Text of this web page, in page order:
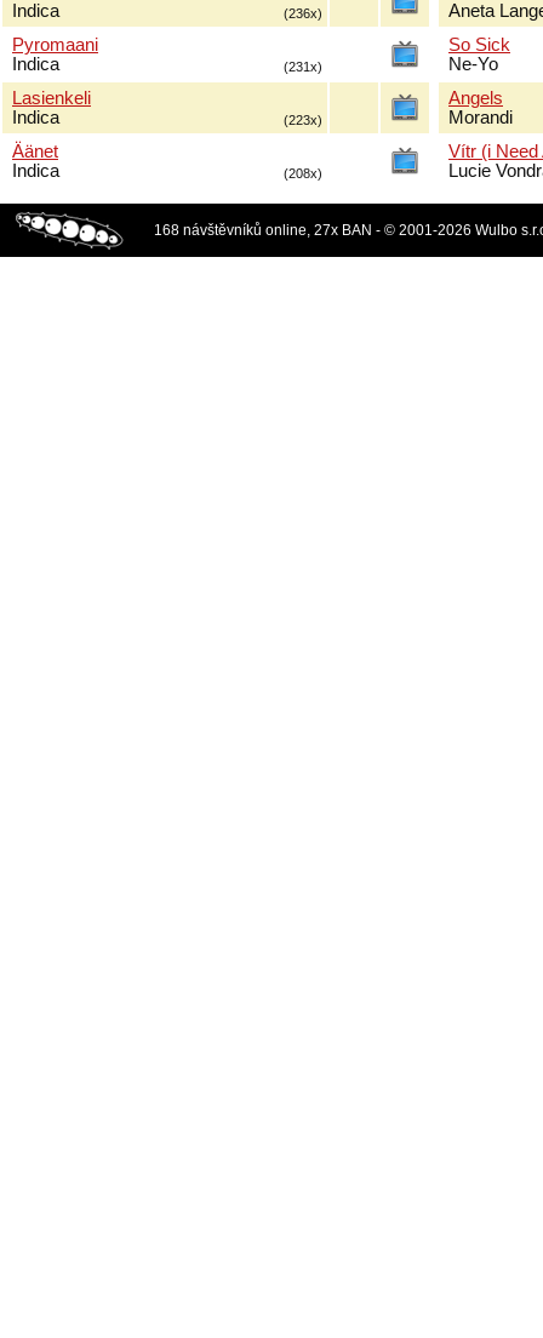
Indica
(236x)
Pyromaani
Indica
(231x)
Lasienkeli
Indica
(223x)
Äänet
Indica
(208x)
Aneta
So Sick
Ne-Yo
Angels
Morandi
Vítr (i Need
Lucie
168 návštěvníků online, 27x BAN - © 2001-2026 Wulbo